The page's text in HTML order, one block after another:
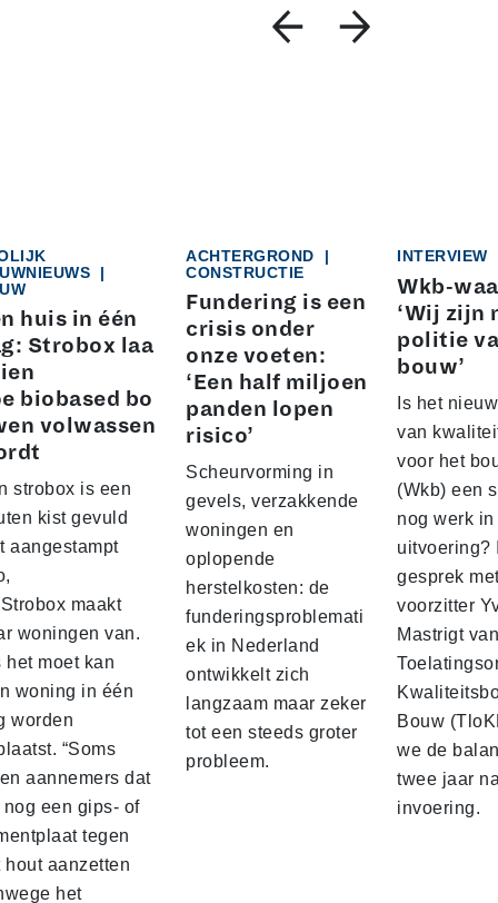
|
huis in één
Strobox laa
biobased bo
volwassen
strobox is een
kist gevuld
aangestampt
maakt
woningen van.
het moet kan
woning in één
worden
“Soms
aannemers dat
een gips‑ of
tegen
hout aanzetten
het
ACHTERGROND
|
CONSTRUCTIE
Fundering is een
crisis onder
onze voeten:
‘Een half miljoen
panden lopen
risico’
Scheurvorming in
gevels, verzakkende
woningen en
oplopende
herstelkosten: de
funderingsproblemati
ek in Nederland
ontwikkelt zich
langzaam maar zeker
tot een steeds groter
probleem.
INTERVIEW
Wkb-
‘Wij zijn
politie
bouw’
Is het
van
voor het
(Wkb) een
nog werk in
uitvoering?
gesprek
voorzitter
Mastrigt
Bouw
we de
twee jaar
invoering.